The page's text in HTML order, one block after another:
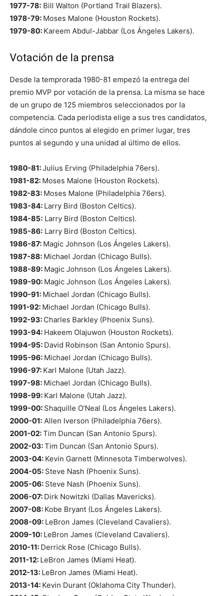
1977-78: Bill Walton (Portland Trail Blazers).
1978-79: Moses Malone (Houston Rockets).
1979-80: Kareem Abdul-Jabbar (Los Ángeles Lakers).
Votación de la prensa
Desde la temprorada 1980-81 empezó la entrega del
premio MVP por votación de la prensa. La misma se hace
de un grupo de 125 miembros seleccionados por la
competencia. Cada periodista elige a sus tres candidatos,
dándole cinco puntos al elegido en primer lugar, tres
puntos al segundo y una unidad al último de ellos.
1980-81:Julius Erving (Philadelphia 76ers).
1981-82: Moses Malone (Houston Rockets).
1982-83: Moses Malone (Philadelphia 76ers).
1983-84: Larry Bird (Boston Celtics).
1984-85: Larry Bird (Boston Celtics).
1985-86: Larry Bird (Boston Celtics).
1986-87: Magic Johnson (Los Ángeles Lakers).
1987-88: Michael Jordan (Chicago Bulls).
1988-89: Magic Johnson (Los Ángeles Lakers).
1989-90: Magic Johnson (Los Ángeles Lakers).
1990-91: Michael Jordan (Chicago Bulls).
1991-92: Michael Jordan (Chicago Bulls).
1992-93: Charles Barkley (Phoenix Suns).
1993-94: Hakeem Olajuwon (Houston Rockets).
1994-95: David Robinson (San Antonio Spurs).
1995-96: Michael Jordan (Chicago Bulls).
1996-97: Karl Malone (Utah Jazz).
1997-98: Michael Jordan (Chicago Bulls).
1998-99: Karl Malone (Utah Jazz).
1999-00: Shaquille O’Neal (Los Ángeles Lakers).
2000-01: Allen Iverson (Philadelphia 76ers).
2001-02:Tim Duncan (San Antonio Spurs).
2002-03:Tim Duncan (San Antonio Spurs).
2003-04: Kevin Garnett (Minnesota Timberwolves).
2004-05: Steve Nash (Phoenix Suns).
2005-06: Steve Nash (Phoenix Suns).
2006-07: Dirk Nowitzki (Dallas Mavericks).
2007-08: Kobe Bryant (Los Ángeles Lakers).
2008-09: LeBron James (Cleveland Cavaliers).
2009-10: LeBron James (Cleveland Cavaliers).
2010-11: Derrick Rose (Chicago Bulls).
2011-12: LeBron James (Miami Heat).
2012-13: LeBron James (Miami Heat).
2013-14: Kevin Durant (Oklahoma City Thunder).